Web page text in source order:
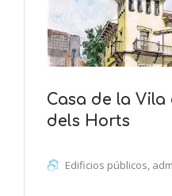
Casa de la Vila
dels Horts
Edificios públicos,